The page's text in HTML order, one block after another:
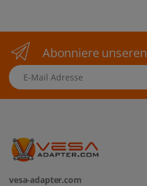
Abonniere
E-Mail Adresse
vesa-adapter.com